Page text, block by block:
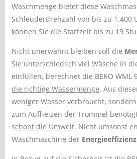
Waschmenge bietet diese
Schleuderdrehzahl von bis zu 1.400
können Sie die Startzeit bis zu 19
Nicht unerwähnt bleiben soll die
Sie unterschiedlich viel Wäsche in
einfüllen, berechnet die BEKO WML
die richtige Wassermenge. Aus
weniger Wasser verbraucht,
zum Aufheizen der Trommel
schont die Umwelt. Nicht umsonst
Waschmaschine der